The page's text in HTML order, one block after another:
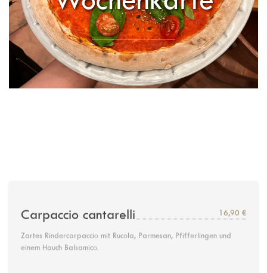
Carpaccio cantarelli 16,90 €
Zartes Rindercarpaccio mit Rucola, Parmesan, Pfifferlingen und
einem Hauch Balsamico.